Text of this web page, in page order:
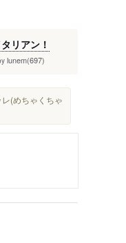
リアン！
lunem(697)
(めちゃくちゃ